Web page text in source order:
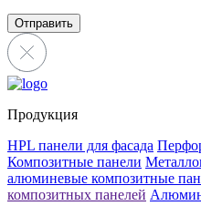
Отправить
Продукция
HPL панели для фасада
Композитные панели
алюминевые композитные
композитных панелей